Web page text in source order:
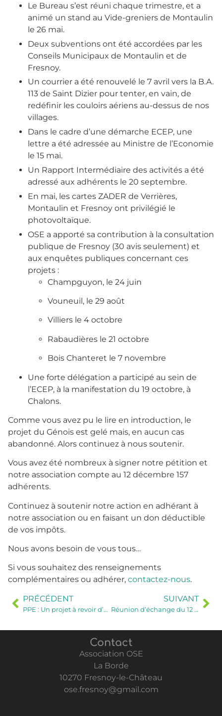
Le Bureau s’est réuni chaque trimestre, et a
animé un stand au Vide-greniers de Montaulin
le 26 mai.
Deux subventions ont été accordées par les
Conseils Municipaux de Montaulin et de
Fresnoy.
Un courrier a été renouvelé le 7 avril vers la B.A.
113 de Saint Dizier pour tenter, en vain, de
redéfinir les couloirs aériens au-dessus de nos
villages.
Dans le cadre d’une démarche ECEP, une
lettre a été adressée au Ministre de l’Economie
le 15 mai.
Un Rapport Intermédiaire des activités a été
adressé aux adhérents le 20 septembre.
En mai, les cartes ZADER de Verrières,
Montaulin et Fresnoy ont privilégié le
photovoltaïque.
OSE a apporté sa contribution à la consultation
publique de Fresnoy (30 avis seulement) et
aux enquêtes publiques concernant ces
projets :
Champguyon, le 24 juin
Vouneuil, le 29 août
Villiers le 4 octobre
Rabaudières le 21 octobre
Bois Chanteret le 7 novembre
Une forte délégation a participé au sein de
l’ECEP, à la manifestation du 19 octobre, à
Chalons.
Comme vous avez pu le lire en introduction, le
projet du Génois est gelé mais, en aucun cas
abandonné. Alors continuez à nous soutenir.
Vous avez été nombreux à signer notre pétition et
notre association compte au 12 décembre 157
adhérents.
Continuez à soutenir notre action en adhérant à
notre association ou en faisant un don déductible
de vos impôts.
Nous avons besoin de vous tous…
Si vous souhaitez des renseignements
complémentaires ou adhérer, contactez-nous.
PRÉCÉDENT
PPE : Un projet à revoir d’urgence
SUIVANT
Réunion d’échange du 12 avril à Château-Thierry
Contact
Association OSE
La Borde
10270 Fresnoy-le-Château
ose.fresnoy@gmail.com